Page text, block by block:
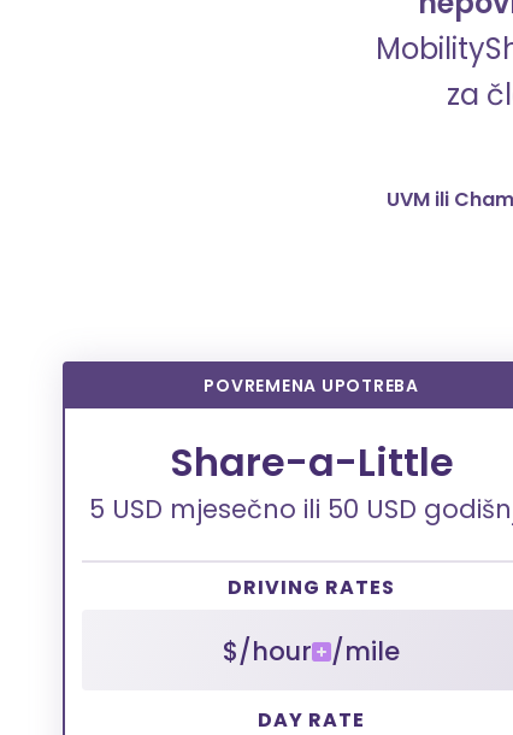
za
UVM ili
POVREMENA UPOTREBA
Share-a-Little
5 USD mjesečno ili 50 USD
DRIVING RATES
$/hour /mile
DAY RATE